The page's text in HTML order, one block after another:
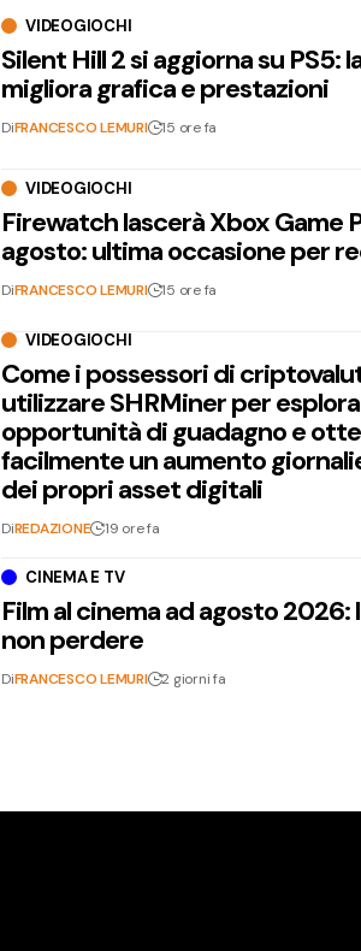
VIDEOGIOCHI
Silent Hill 2 si aggiorna su PS5:
migliora grafica e prestazioni
DiFRANCESCO LEMURI 15 ore fa
VIDEOGIOCHI
Firewatch lascerà Xbox Game
agosto: ultima occasione per
DiFRANCESCO LEMURI 15 ore fa
VIDEOGIOCHI
Come i possessori di
utilizzare SHRMiner per
opportunità di guadagno e
facilmente un aumento
dei propri asset digitali
DiREDAZIONE 19 ore fa
CINEMA E TV
Film al cinema ad agosto 2026:
non perdere
DiFRANCESCO LEMURI 2 giorni fa